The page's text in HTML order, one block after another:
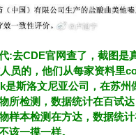
:去CDE官网查了，截图是
员的，他们从每家资料里
是斯洛文尼亚公司，在苏州
所检测，数据统计在百试
样本检测在方达，数据统
该一摸一样。